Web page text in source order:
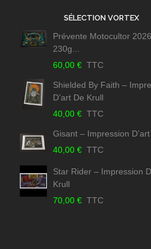
SÉLECTION VORTEX
Prévente Motocultor
230g...
60,00 € TTC
Shielded By Faith –
D’art De Krull
40,00 € TTC
Gisant – Impression
40,00 € TTC
Star Rider – Impression
Krull
70,00 € TTC